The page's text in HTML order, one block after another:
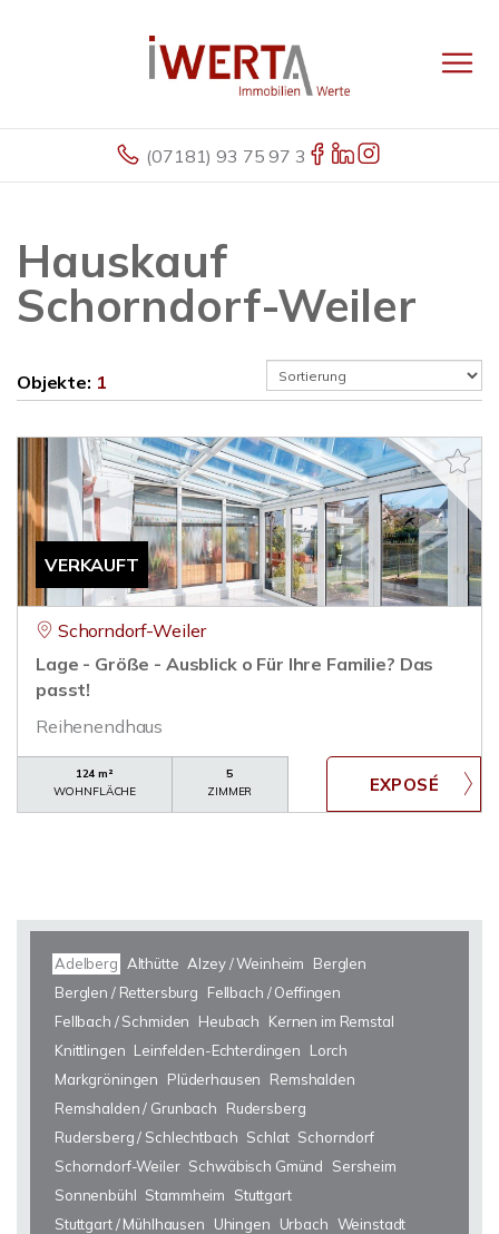
(07181) 93 75 97 3
Hauskauf
Schorndorf-Weiler
Objekte: 1
VERKAUFT
Schorndorf-Weiler
Lage - Größe - Ausblick o Für Ihre Familie? Das
passt!
Reihenendhaus
124 m²
WOHNFLÄCHE
5
ZIMMER
Adelberg Althütte Alzey / Weinheim
Berglen
Berglen / Rettersburg
Fellbach / Oeffingen
Fellbach / Schmiden
Heubach
Kernen im Remstal
Knittlingen Leinfelden-Echterdingen
Lorch
Markgröningen
Plüderhausen
Remshalden
Remshalden / Grunbach
Rudersberg
Rudersberg / Schlechtbach Schlat Schorndorf
Schorndorf-Weiler Schwäbisch Gmünd
Sersheim
Sonnenbühl Stammheim
Stuttgart
Stuttgart / Mühlhausen
Uhingen Urbach Weinstadt